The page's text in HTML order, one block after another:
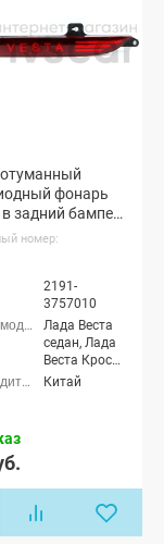
фонарь
в задний бампер
номер:
2191-
3757010
Лада Веста
седан, Лада
Веста Кросс
седан, Лада
Китай